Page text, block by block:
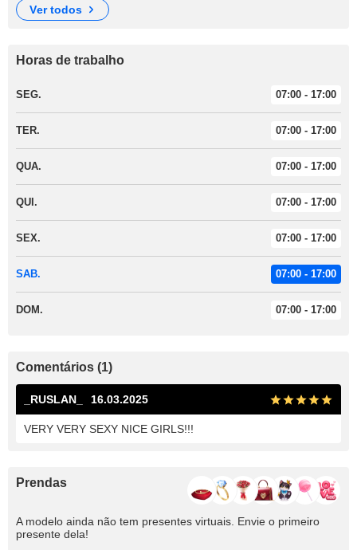
ver todos
Horas de trabalho
SEG. 07:00 - 17:00
TER. 07:00 - 17:00
QUA. 07:00 - 17:00
QUI. 07:00 - 17:00
SEX. 07:00 - 17:00
SAB. 07:00 - 17:00
DOM. 07:00 - 17:00
Comentários (1)
_RUSLAN_ 16.03.2025
VERY VERY SEXY NICE GIRLS!!!
Prendas
A modelo ainda não tem presentes virtuais. Envie o primeiro
presente dela!